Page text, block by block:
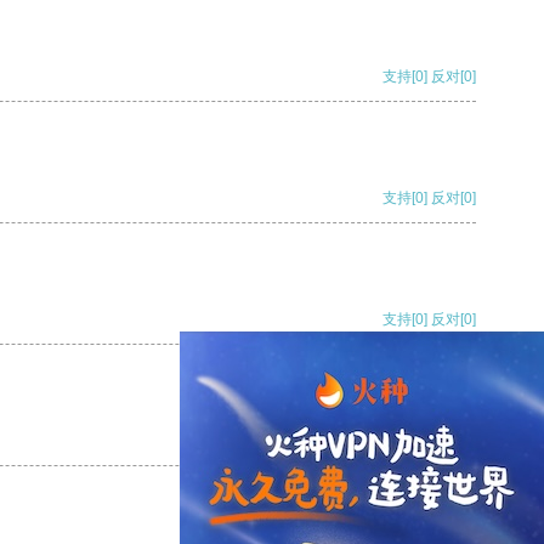
支持[0] 反对[0]
支持[0] 反对[0]
支持[0] 反对[0]
支持[0] 反对